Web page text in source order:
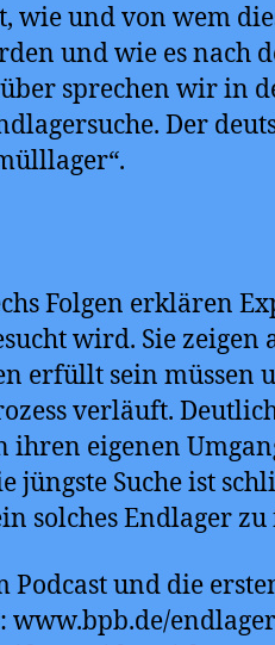
wie und von wem
und wie es nach
sprechen wir in
Der
Folgen erklären
wird. Sie zeigen
erfüllt sein müssen
verläuft.
ihren eigenen
jüngste Suche ist
solches Endlager
Podcast und die